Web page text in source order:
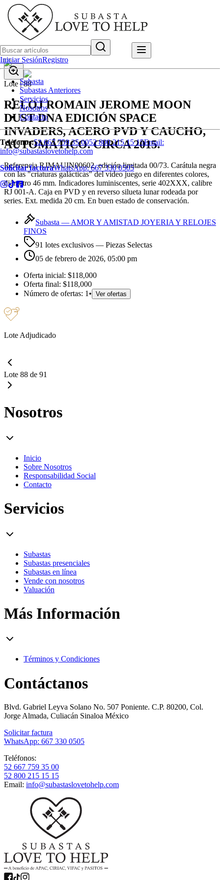
Iniciar SesiónRegistro
Subasta
Subastas Anteriores
Servicios
Nosotros
Contacto
Teléfonos:52 667 759 35 0052 800 215 15 15Email:
info@subastaslovetohelp.com
Solicitar facturaWhatsApp:667 330 0505
Lote |88
RELOJ ROMAIN JEROME MOON
DUST DNA EDICIÓN SPACE
INVADERS, ACERO PVD Y CAUCHO,
AUTOMÁTICO. CIRCA 2015.
Referencia RJMAUIN00602, edición limitada 00/73. Carátula negra
con las "criaturas galácticas" del video juego en diferentes colores,
diámetro 46 mm. Indicadores luminiscentes, serie 402XXX, calibre
RJ 001-A. Caja en PVD y en reverso silueta lunar rodeada por
series. Ext. medida 20 cm. En buen estado de conservación.
Subasta — AMOR Y AMISTAD JOYERIA Y RELOJES
FINOS
91 lotes exclusivos — Piezas Selectas
05 de febrero de 2026, 05:00 pm
Oferta inicial: $118,000
Oferta final: $118,000
Número de ofertas: 1 • Ver ofertas
Lote Adjudicado
Lote 88 de 91
Nosotros
Inicio
Sobre Nosotros
Responsabilidad Social
Contacto
Servicios
Subastas
Subastas presenciales
Subastas en línea
Vende con nosotros
Valuación
Más Información
Términos y Condiciones
Contáctanos
Blvd. Gabriel Leyva Solano No. 507 Poniente. C.P. 80200, Col.
Jorge Almada, Culiacán Sinaloa México
Solicitar factura
WhatsApp: 667 330 0505
Teléfonos:
52 667 759 35 00
52 800 215 15 15
Email: info@subastaslovetohelp.com